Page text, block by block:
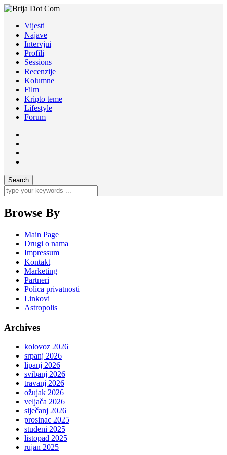
Vijesti
Najave
Intervjui
Profili
Sessions
Recenzije
Kolumne
Film
Kripto teme
Lifestyle
Forum
Browse By
Main Page
Drugi o nama
Impressum
Kontakt
Marketing
Partneri
Polica privatnosti
Linkovi
Astropolis
Archives
kolovoz 2026
srpanj 2026
lipanj 2026
svibanj 2026
travanj 2026
ožujak 2026
veljača 2026
siječanj 2026
prosinac 2025
studeni 2025
listopad 2025
rujan 2025